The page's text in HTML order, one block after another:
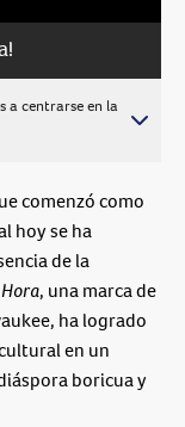
a centrarse en la
comenzó como
hoy se ha
de la
, una marca de
ha logrado
en un
boricua y